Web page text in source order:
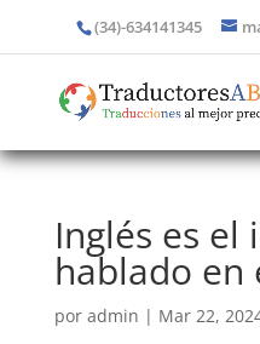
(34)-634141345
Inglés es el
hablado en
por admin | Mar 22,